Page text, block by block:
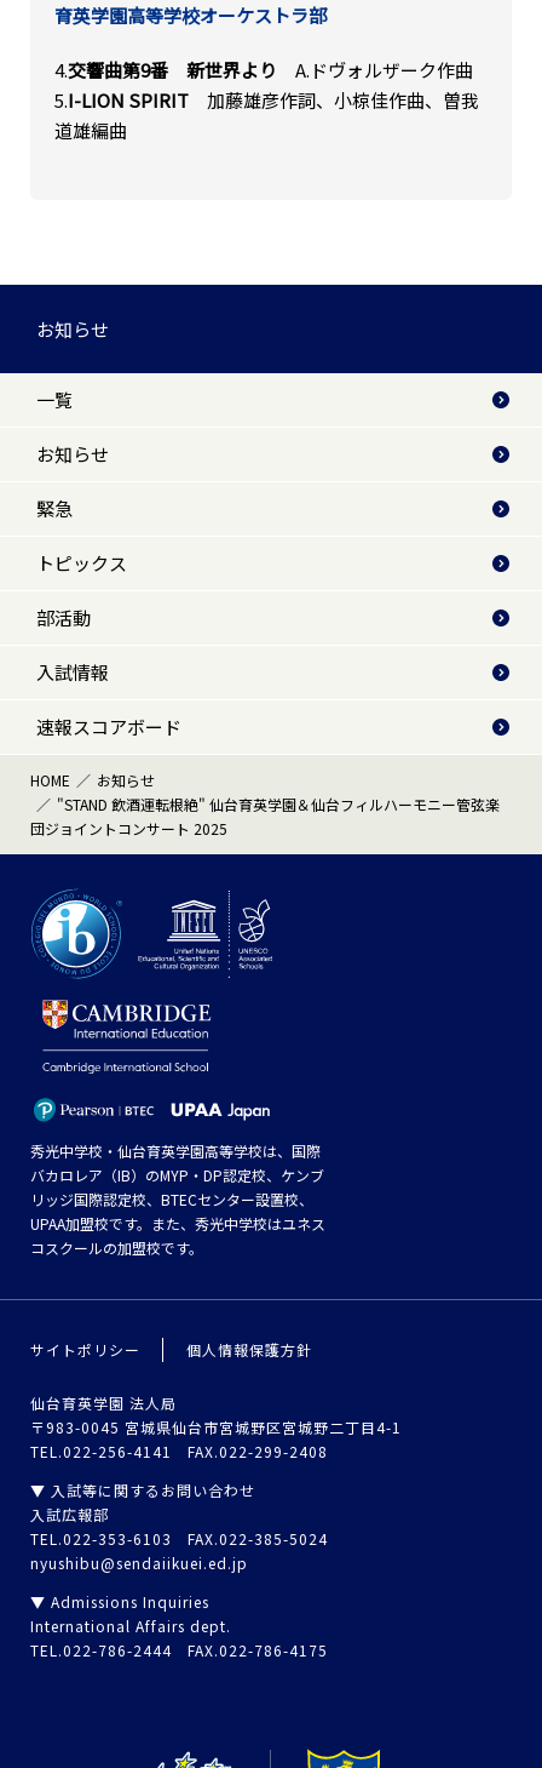
育英学園高等学校オーケストラ部
4.交響曲第9番 新世界より A.ドヴォルザーク作曲
5.I-LION SPIRIT 加藤雄彦作詞、小椋佳作曲、曽我
道雄編曲
お知らせ
一覧
お知らせ
緊急
トピックス
部活動
入試情報
速報スコアボード
HOME
お知らせ
"STAND 飲酒運転根絶" 仙台育英学園＆仙台フィルハーモニー管弦楽
団ジョイントコンサート 2025
秀光中学校・仙台育英学園高等学校は、国際
バカロレア（IB）のMYP・DP認定校、ケンブ
リッジ国際認定校、BTECセンター設置校、
UPAA加盟校です。また、秀光中学校はユネス
コスクールの加盟校です。
サイトポリシー 個人情報保護方針
仙台育英学園 法人局
〒983-0045 宮城県仙台市宮城野区宮城野二丁目4-1
TEL.022-256-4141 FAX.022-299-2408
▼ 入試等に関するお問い合わせ
入試広報部
TEL.022-353-6103 FAX.022-385-5024
nyushibu@sendaiikuei.ed.jp
▼ Admissions Inquiries
International Affairs dept.
TEL.022-786-2444 FAX.022-786-4175